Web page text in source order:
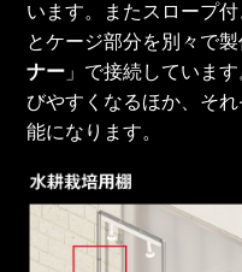
います。またスロープ
とケージ部分を別々で製
ナー 」で接続していま
びやすくなるほか、そ
能になります。